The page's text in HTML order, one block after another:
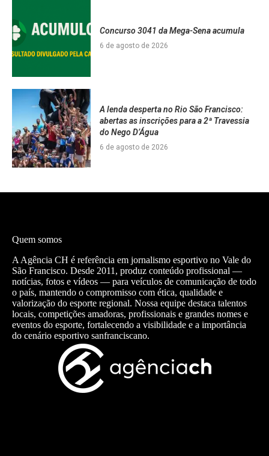
Concurso 3041 da Mega-Sena acumula
6 de agosto de 2026
A lenda desperta no Rio São Francisco:
abertas as inscrições para a 2ª Travessia
do Nego D’Água
6 de agosto de 2026
Quem somos
A Agência CH é referência em jornalismo esportivo no Vale do
São Francisco. Desde 2011, produz conteúdo profissional —
notícias, fotos e vídeos — para veículos de comunicação de todo
o país, mantendo o compromisso com ética, qualidade e
valorização do esporte regional. Nossa equipe destaca talentos
locais, competições amadoras, profissionais e grandes nomes e
eventos do esporte, fortalecendo a visibilidade e a importância
do cenário esportivo sanfranciscano.